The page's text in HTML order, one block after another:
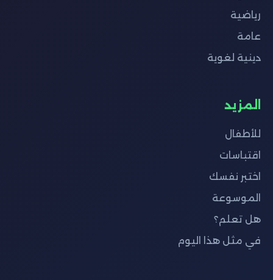
رياضية
عامة
دينية لغوية
المزيد
للأطفال
اقتباسات
اختبر نفسك
الموسوعة
هل تعلم؟
في مثل هذا اليوم